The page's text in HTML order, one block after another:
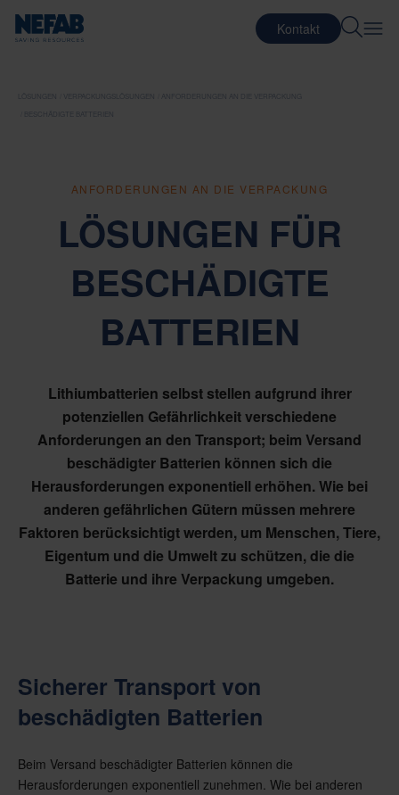
Kontakt
VERPACKUNGSLÖSUNGEN
ANFORDERUNGEN AN DIE VERPACKUNG
BESCHÄDIGTE BATTERIEN
ANFORDERUNGEN AN DIE VERPACKUNG
LÖSUNGEN FÜR
BESCHÄDIGTE
BATTERIEN
Lithiumbatterien selbst stellen aufgrund ihrer
potenziellen Gefährlichkeit verschiedene
Anforderungen an den Transport; beim Versand
beschädigter Batterien können sich die
Herausforderungen exponentiell erhöhen. Wie bei
anderen gefährlichen Gütern müssen mehrere
Faktoren berücksichtigt werden, um Menschen, Tiere,
Eigentum und die Umwelt zu schützen, die die
Batterie und ihre Verpackung umgeben.
Sicherer Transport von
beschädigten Batterien
Beim Versand beschädigter Batterien können die
Herausforderungen exponentiell zunehmen. Wie bei anderen